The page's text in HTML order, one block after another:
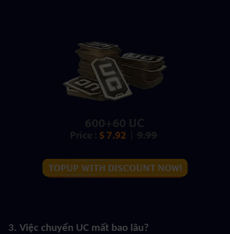
3. Việc chuyển UC mất bao lâu?